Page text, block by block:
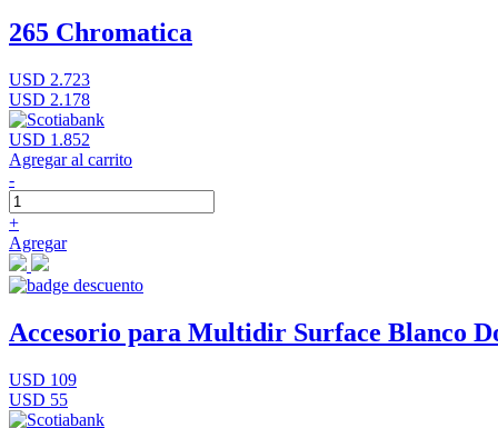
265 Chromatica
USD 2.723
USD 2.178
USD 1.852
Agregar al carrito
-
+
Agregar
Accesorio para Multidir Surface Blanco
USD 109
USD 55